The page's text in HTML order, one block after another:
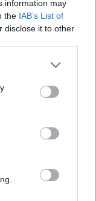
information may
the IAB’s List of
disclose it to other
Žinomi
kadrai
(29 m.)